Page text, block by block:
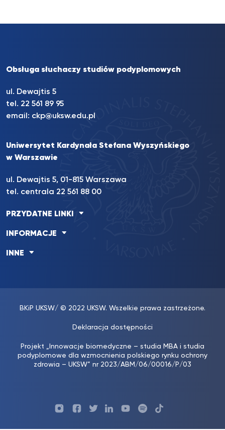
Obsługa słuchaczy studiów podyplomowych
ul. Dewajtis 5
tel. 22 561 89 95
email: ckp@uksw.edu.pl
Uniwersytet Kardynała Stefana Wyszyńskiego
w Warszawie
ul. Dewajtis 5, 01-815 Warszawa
tel. centrala 22 561 88 00
PRZYDATNE LINKI
INFORMACJE
INNE
BKiP UKSW/ © 2022 UKSW. Wszelkie prawa zastrzeżone.
Deklaracja dostępności
Projekt „Innowacje biomedyczne – studia MBA i studia
podyplomowe dla wzmocnienia polskiego rynku ochrony
zdrowia – UKSW” nr 2023/ABM/06/00016/P/03
Profil ProfilProfilProfil UKSWProfilUKSW